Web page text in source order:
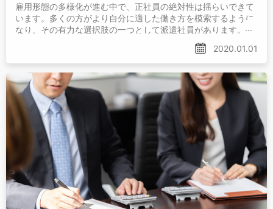
雇用形態の多様化が進む中で、正社員の絶対性は揺らいできて
います。多くの方がより自分に適した働き方を模索するように
なり、その有力な選択肢の一つとして派遣社員があります。た
2020.01.01